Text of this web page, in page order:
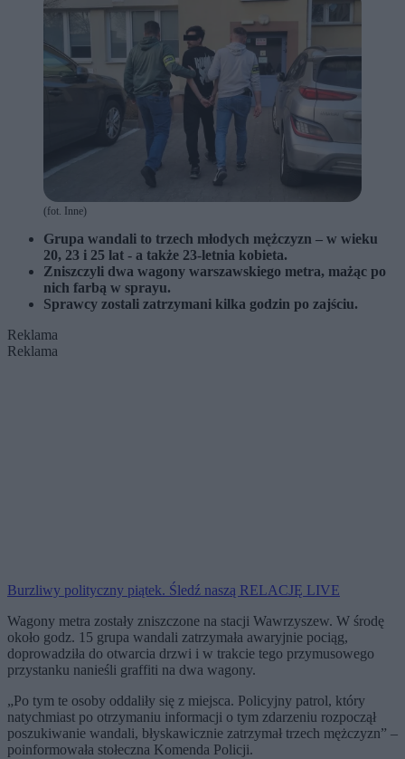
(fot. Inne)
Grupa wandali to trzech młodych mężczyzn – w wieku
20, 23 i 25 lat - a także 23-letnia kobieta.
Zniszczyli dwa wagony warszawskiego metra, mażąc po
nich farbą w sprayu.
Sprawcy zostali zatrzymani kilka godzin po zajściu.
Reklama
Reklama
Burzliwy polityczny piątek. Śledź naszą RELACJĘ LIVE
Wagony metra zostały zniszczone na stacji Wawrzyszew. W środę
około godz. 15 grupa wandali zatrzymała awaryjnie pociąg,
doprowadziła do otwarcia drzwi i w trakcie tego przymusowego
przystanku nanieśli graffiti na dwa wagony.
„Po tym te osoby oddaliły się z miejsca. Policyjny patrol, który
natychmiast po otrzymaniu informacji o tym zdarzeniu rozpoczął
poszukiwanie wandali, błyskawicznie zatrzymał trzech mężczyzn” –
poinformowała stołeczna Komenda Policji.